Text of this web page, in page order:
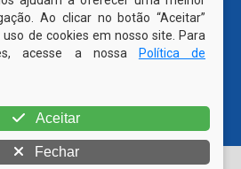
Ao clicar no botão “Aceitar”
de cookies em nosso site. Para
acesse a nossa
Política de
Aceitar
Fechar